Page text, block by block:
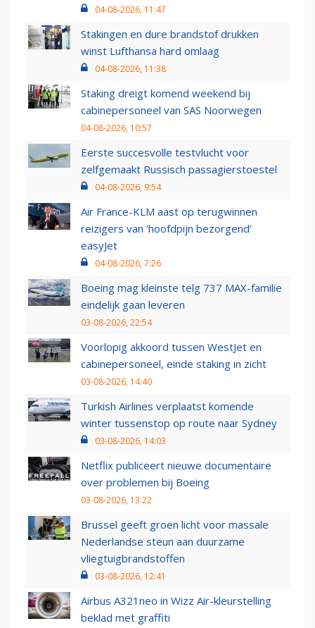
04-08-2026, 11:47
Stakingen en dure brandstof drukken
winst Lufthansa hard omlaag
04-08-2026, 11:38
Staking dreigt komend weekend bij
cabinepersoneel van SAS Noorwegen
04-08-2026, 10:57
Eerste succesvolle testvlucht voor
zelfgemaakt Russisch passagierstoestel
04-08-2026, 9:54
Air France-KLM aast op terugwinnen
reizigers van ‘hoofdpijn bezorgend’
easyJet
04-08-2026, 7:26
Boeing mag kleinste telg 737 MAX-familie
eindelijk gaan leveren
03-08-2026, 22:54
Voorlopig akkoord tussen WestJet en
cabinepersoneel, einde staking in zicht
03-08-2026, 14:40
Turkish Airlines verplaatst komende
winter tussenstop op route naar Sydney
03-08-2026, 14:03
Netflix publiceert nieuwe documentaire
over problemen bij Boeing
03-08-2026, 13:22
Brussel geeft groen licht voor massale
Nederlandse steun aan duurzame
vliegtuigbrandstoffen
03-08-2026, 12:41
Airbus A321neo in Wizz Air-kleurstelling
beklad met graffiti